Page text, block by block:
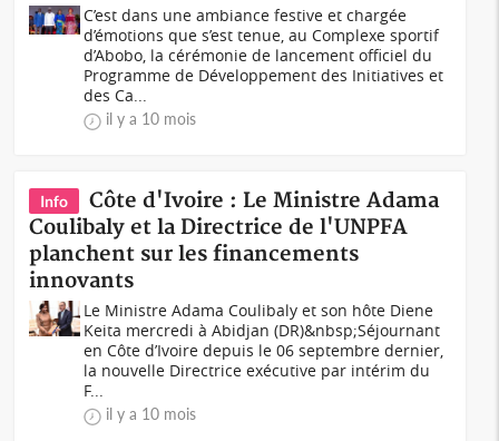
C’est dans une ambiance festive et chargée
d’émotions que s’est tenue, au Complexe sportif
d’Abobo, la cérémonie de lancement officiel du
Programme de Développement des Initiatives et
des Ca...
il y a 10 mois
Info
Côte d'Ivoire : Le Ministre Adama
Coulibaly et la Directrice de l'UNPFA
planchent sur les financements
innovants
Le Ministre Adama Coulibaly et son hôte Diene
Keita mercredi à Abidjan (DR)&nbsp;Séjournant
en Côte d’Ivoire depuis le 06 septembre dernier,
la nouvelle Directrice exécutive par intérim du
F...
il y a 10 mois